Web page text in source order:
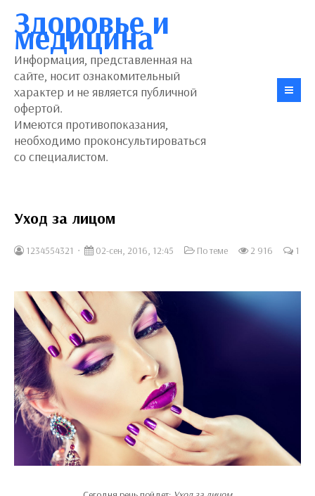
Здоровье и
медицина
Информация, представленная на
сайте, носит ознакомительный
характер и не является публичной
офертой.
Имеются противопоказания,
необходимо проконсультироваться
со специалистом.
Уход за лицом
1234554321 02-сен, 2016, 12:45 По теме 2 916 1